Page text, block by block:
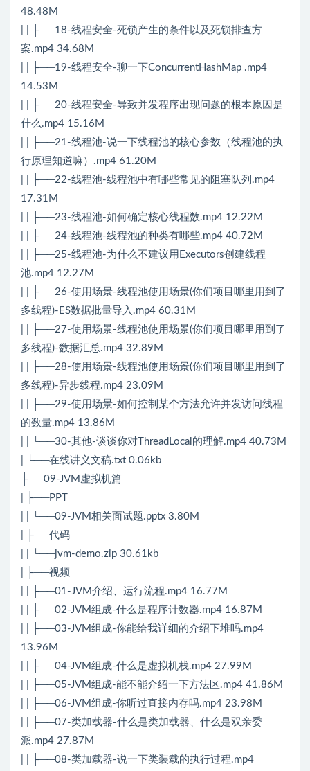
48.48M
| | ├──18-线程安全-死锁产生的条件以及死锁排查方
案.mp4 34.68M
| | ├──19-线程安全-聊一下ConcurrentHashMap .mp4
14.53M
| | ├──20-线程安全-导致并发程序出现问题的根本原因是
什么.mp4 15.16M
| | ├──21-线程池-说一下线程池的核心参数（线程池的执
行原理知道嘛）.mp4 61.20M
| | ├──22-线程池-线程池中有哪些常见的阻塞队列.mp4
17.31M
| | ├──23-线程池-如何确定核心线程数.mp4 12.22M
| | ├──24-线程池-线程池的种类有哪些.mp4 40.72M
| | ├──25-线程池-为什么不建议用Executors创建线程
池.mp4 12.27M
| | ├──26-使用场景-线程池使用场景(你们项目哪里用到了
多线程)-ES数据批量导入.mp4 60.31M
| | ├──27-使用场景-线程池使用场景(你们项目哪里用到了
多线程)-数据汇总.mp4 32.89M
| | ├──28-使用场景-线程池使用场景(你们项目哪里用到了
多线程)-异步线程.mp4 23.09M
| | ├──29-使用场景-如何控制某个方法允许并发访问线程
的数量.mp4 13.86M
| | └──30-其他-谈谈你对ThreadLocal的理解.mp4 40.73M
| └──在线讲义文稿.txt 0.06kb
├──09-JVM虚拟机篇
| ├──PPT
| | └──09-JVM相关面试题.pptx 3.80M
| ├──代码
| | └──jvm-demo.zip 30.61kb
| ├──视频
| | ├──01-JVM介绍、运行流程.mp4 16.77M
| | ├──02-JVM组成-什么是程序计数器.mp4 16.87M
| | ├──03-JVM组成-你能给我详细的介绍下堆吗.mp4
13.96M
| | ├──04-JVM组成-什么是虚拟机栈.mp4 27.99M
| | ├──05-JVM组成-能不能介绍一下方法区.mp4 41.86M
| | ├──06-JVM组成-你听过直接内存吗.mp4 23.98M
| | ├──07-类加载器-什么是类加载器、什么是双亲委
派.mp4 27.87M
| | ├──08-类加载器-说一下类装载的执行过程.mp4